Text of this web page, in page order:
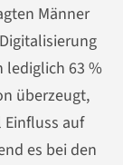
Männer
lediglich 63 %
überzeugt,
auf
es bei den